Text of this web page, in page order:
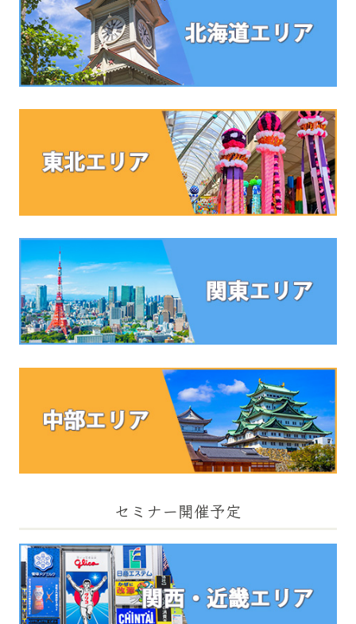
セミナー開催予定